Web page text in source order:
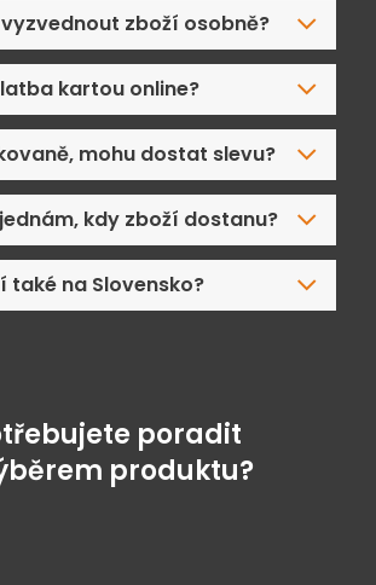
vyzvednout zboží osobně?
kartou online?
mohu dostat slevu?
kdy zboží dostanu?
také na Slovensko?
poradit
produktu?